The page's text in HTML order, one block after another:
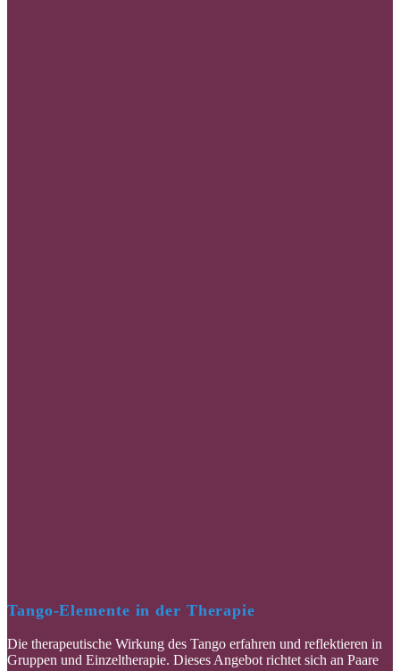
Tango-Elemente in der Therapie
Die therapeutische Wirkung des Tango erfahren und reflektieren in
Gruppen und Einzeltherapie. Dieses Angebot richtet sich an Paare